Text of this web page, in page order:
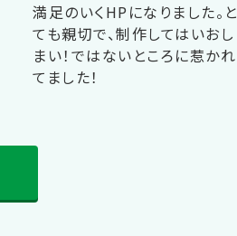
満足のいくHPになりました。と
ても親切で、制作してはいおし
まい！ではないところに惹かれ
てました！